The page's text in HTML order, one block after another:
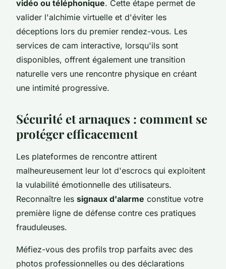
vidéo ou téléphonique. Cette étape permet de
valider l'alchimie virtuelle et d'éviter les
déceptions lors du premier rendez-vous. Les
services de cam interactive, lorsqu'ils sont
disponibles, offrent également une transition
naturelle vers une rencontre physique en créant
une intimité progressive.
Sécurité et arnaques : comment se
protéger efficacement
Les plateformes de rencontre attirent
malheureusement leur lot d'escrocs qui exploitent
la vulabilité émotionnelle des utilisateurs.
Reconnaître les signaux d'alarme constitue votre
première ligne de défense contre ces pratiques
frauduleuses.
Méfiez-vous des profils trop parfaits avec des
photos professionnelles ou des déclarations